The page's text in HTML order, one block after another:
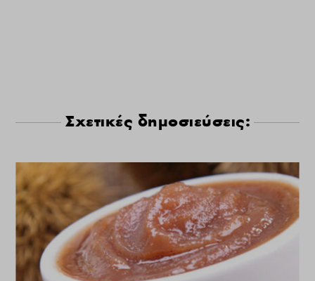
Σχετικές δημοσιεύσεις: